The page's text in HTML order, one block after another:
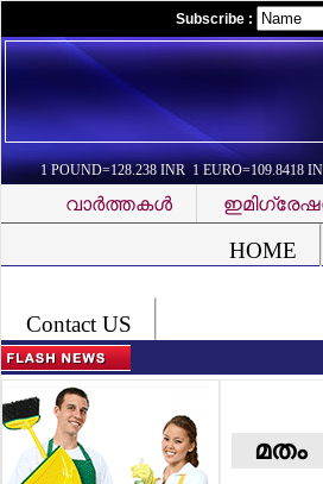
Subscribe :
1 POUND=128.238 INR 1 EURO=109.8418
വാര്‍ത്തകള്‍
HOME
Contact US
മതം